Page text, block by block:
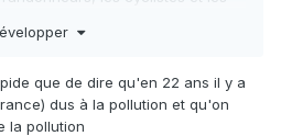
reste tranquille. les "nuisibles " le
entendu. l'ecosysteme a
et compagnie.
que de dire qu'en 22 ans il y a
dus à la pollution et qu'on
la pollution